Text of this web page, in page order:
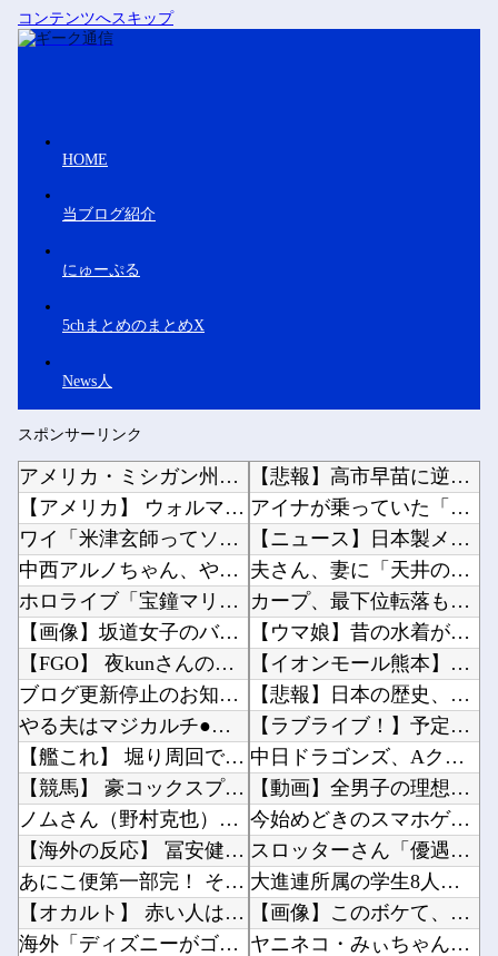
コンテンツへスキップ
HOME
当ブログ紹介
にゅーぷる
5chまとめのまとめX
News人
スポンサーリンク
アメリカ・ミシガン州の民主党予備選挙 イスラム教徒の“急進左派”候補が勝利確実に⋯トランプ...
【アメリカ】 ウォルマートでクリスマスの悪ふざけが騒動に サンタ姿のTikTokerに客が...
ワイ「米津玄師ってソロじゃなくてバンドのボーカルならよかったよね」
中西アルノちゃん、やっぱり期待を裏切らないｗ【乃木坂46】
ホロライブ「宝鐘マリン」兎田ぺこらコラボに協力！ホロ夏アモアスにレイドして野うさぎ喜ぶ！1...
【画像】坂道女子のバスト一覧ｗｗｗｗｗｗｗｗｗｗｗｗwｗｗｗｗ
【FGO】 夜kunさんのモルガンイラスト！！ 蝶の羽好きです！
ブログ更新停止のお知らせ
やる夫はマジカルチ●ポで生き抜かないといけないようです 小話「実際の感度」
【艦これ】 堀り周回でだいぶ資源溶けたでち
【競馬】 豪コックスプレートの予備登録発表 噂のあったカランダガンは登録無しでジャパンCで...
ノムさん（野村克也）「勝ちに不思議の勝ちあり。負けに不思議の負けなし。」←これ矛盾してね？
【海外の反応】 冨安健洋がクリスタル・パレス加入へ「アーセナルサポの好きなクラブで良かった...
あにこ便第一部完！ そしてYoutubeへ…
【オカルト】 赤い人は人狼、金持ちが仕掛ける「気づかせ遊び」の果てに待つものは…
海外「ディズニーがゴミのようだ！」日本がアニメ化した米人気SF作品に絶賛の声が殺到中
【悲報】高市早苗に逆らった財務官僚、異例の左遷ｗｗｗｗｗｗｗｗ他
アイナが乗っていた「高機動試作型ザク」ってよく考えると時系列がおかしいな他
【ニュース】日本製メモリに世界中から注文殺到！！！ １兆５０００億円で工場増築へ他
夫さん、妻に「天井のシミ数えてれば終わるでな」と押し倒されて性行為 → 凄いことになるｗｗ...
カープ、最下位転落も3位が射程圏内。新井監督「特別な日の試合だったので負けて悔しい」【反省...
【ウマ娘】昔の水着がそのまま入るジャーニー…まるで成長していない！？他
【イオンモール熊本】福岡酸素「配管が損傷しガス漏れ、着火した可能性」高圧ガス保安法などに基...
【悲報】日本の歴史、ついに『崩壊』してしまう・・・・・他
【ラブライブ！】予定立てるの苦手なので行き当たりばったりの旅行しかできません他
中日ドラゴンズ、Aクラスまで3ゲーム差wwwwwwwww他
【動画】全男子の理想の乳首、ついに発見されるｗｗｗｗｗｗｗ他
今始めどきのスマホゲームなにかある？他
スロッターさん「優遇冷遇はある。理由はスマスロだから、これだけで十分なんだよね」他
大進連所属の学生8人、在韓米軍平沢基地に無断侵入…米軍により身柄拘束！他
【画像】このボケて、破壊力ありすぎてクッソワロタｗｗｗｗｗｗｗｗｗ他
ヤニネコ・みぃちゃん・のあ先輩・もちづきさん「結婚してください！」←どうする？他